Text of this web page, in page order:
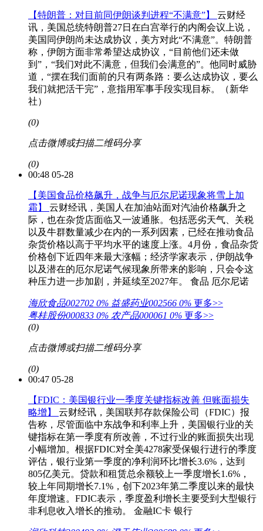
【特朗普：对目前同伊朗谈判进程“不满意”】 云财经
讯，美国总统特朗普27日在白宫举行的内阁会议上说，
美国同伊朗尚未达成协议，美方对此“不满意”。特朗普
称，伊朗方面非常希望达成协议，“目前他们还未做
到”，“我们对此不满意，但我们会满意的”。他同时威胁
道，“摆在我们面前的只有两条路：要么达成协议，要么
我们就把活干完”，意指用军事手段实现目标。（新华
社）
(0)
点击微博或扫描二维码分享
(0)
00:48 05-28
【美国食品价格飙升，战争与厄尔尼诺现象将雪上加
霜】 云财经讯，美国人在加油站面对汽油价格飙升之
际，也在杂货店面临又一波通胀。包括恶劣天气、关税
以及牛群数量减少在内的一系列因素，已经在推动食品
杂货价格以高于平均水平的速度上涨。4月份，食品杂货
价格创下近四年来最大涨幅；经济学家表示，伊朗战争
以及潜在的厄尔尼诺气候现象所带来的影响，只会令这
种压力进一步加剧，并延续至2027年。
食品 厄尔尼诺
海欣食品002702 0% 益盛药业002566 0% 更多>>
粤桂股份000833 0% 农产品000061 0% 更多>>
(0)
点击微博或扫描二维码分享
(0)
00:47 05-28
【FDIC：美国银行业一季度关键指标改善 但账面损失
略增】 云财经讯，美国联邦存款保险公司（FDIC）报
告称，尽管面临中东战争和利率上升，美国银行业的关
键指标在第一季度有所改善，不过行业的账面损失出现
小幅增加。根据FDIC对全美4278家受保银行进行的季度
评估，银行业第一季度的净利润环比增长3.6%，达到
805亿美元。贷款和租赁总余额较上一季度增长1.6%，
较上年同期增长7.1%，创下2023年第二季度以来的最快
年度增速。FDIC表示，季度盈利增长主要受到大型银行
非利息收入增长的推动。
金融IC卡 银行